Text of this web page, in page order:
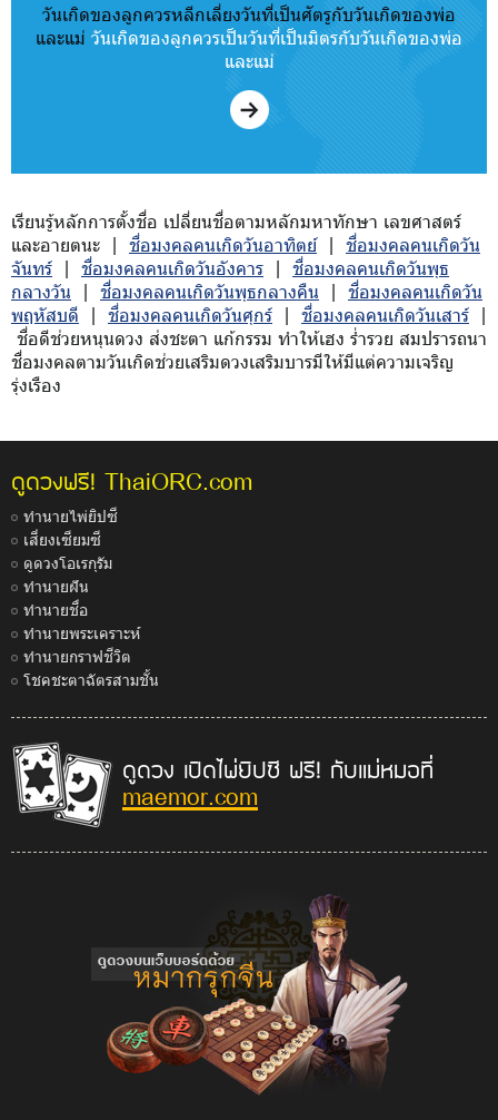
วันเกิดของลูกควรหลีกเลี่ยงวันที่เป็นศัตรูกับวันเกิดของพ่อ
และแม่ วันเกิดของลูกควรเป็นวันที่เป็นมิตรกับวันเกิดของพ่อ
และแม่
เรียนรู้หลักการตั้งชื่อ เปลี่ยนชื่อตามหลักมหาทักษา เลขศาสตร์
และอายตนะ | ชื่อมงคลคนเกิดวันอาทิตย์| ชื่อมงคลคนเกิดวัน
จันทร์ | ชื่อมงคลคนเกิดวันอังคาร | ชื่อมงคลคนเกิดวันพุธ
กลางวัน | ชื่อมงคลคนเกิดวันพุธกลางคืน | ชื่อมงคลคนเกิดวัน
พฤหัสบดี | ชื่อมงคลคนเกิดวันศุกร์ | ชื่อมงคลคนเกิดวันเสาร์ |
ชื่อดีช่วยหนุนดวง ส่งชะตา แก้กรรม ทำให้เฮง ร่ำรวย สมปรารถนา
ชื่อมงคลตามวันเกิดช่วยเสริมดวงเสริมบารมีให้มีแต่ความเจริญ
รุ่งเรือง
ดูดวงฟรี! ThaiORC.com
ทำนายไพ่ยิปซี
เสี่ยงเซียมซี
ดูดวงโอเรกุรัม
ทำนายฝัน
ทำนายชื่อ
ทำนายพระเคราะห์
ทำนายกราฟชีวิต
โชคชะตาฉัตรสามชั้น
ดูดวง เปิดไพ่ยิปซี ฟรี! กับแม่หมอที่
maemor.com